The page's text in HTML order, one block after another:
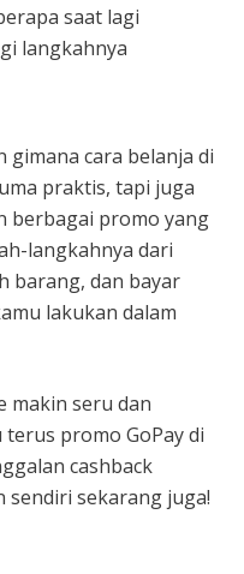
saat lagi
langkahnya
gimana cara belanja di
praktis, tapi juga
berbagai promo yang
langkahnya dari
barang, dan bayar
lakukan dalam
makin seru dan
promo GoPay di
cashback
sendiri sekarang juga!